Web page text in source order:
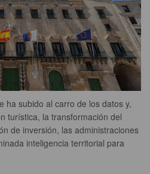
ha subido al carro de los datos y,
turística, la transformación del
de inversión, las administraciones
inteligencia territorial para